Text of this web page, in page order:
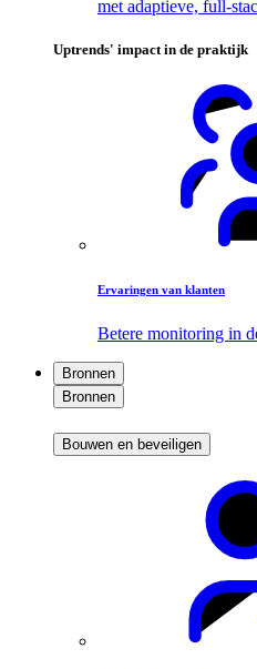
met adaptieve, full-
Uptrends' impact in de praktijk
Ervaringen van klanten
Betere monitoring in
Bronnen
Bronnen
Bouwen en beveiligen